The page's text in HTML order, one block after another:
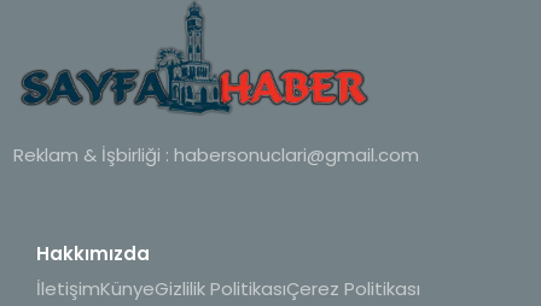
Reklam & İşbirliği : habersonuclari@gmail.com
Hakkımızda
İletişimKünyeGizlilik PolitikasıÇerez Politikası